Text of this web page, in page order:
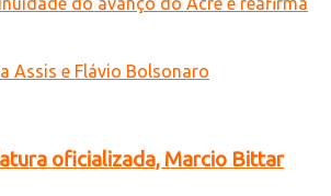
oficializada, Marcio Bittar